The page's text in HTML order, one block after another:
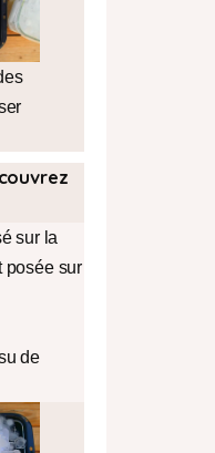
sur la
posée sur
de